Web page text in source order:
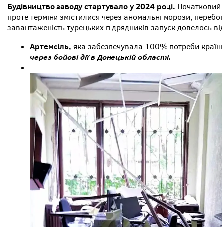
Будівництво заводу стартувало у 2024 році.
проте терміни змістилися через аномальні морози,
завантаженість турецьких підрядників запуск довелось
Артемсіль, яка забезпечувала 100% потреби
через бойові дії в Донецькій області.